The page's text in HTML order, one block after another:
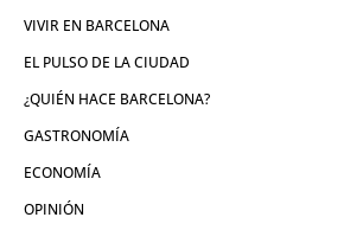
VIVIR EN BARCELONA
EL PULSO DE LA CIUDAD
¿QUIÉN HACE BARCELONA?
GASTRONOMÍA
ECONOMÍA
OPINIÓN